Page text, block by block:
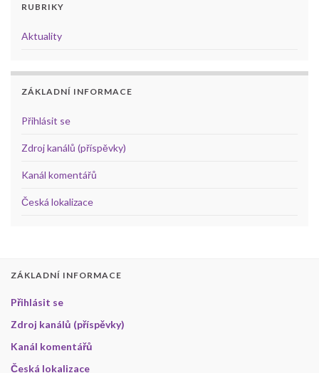
RUBRIKY
Aktuality
ZÁKLADNÍ INFORMACE
Přihlásit se
Zdroj kanálů (příspěvky)
Kanál komentářů
Česká lokalizace
ZÁKLADNÍ INFORMACE
Přihlásit se
Zdroj kanálů (příspěvky)
Kanál komentářů
Česká lokalizace